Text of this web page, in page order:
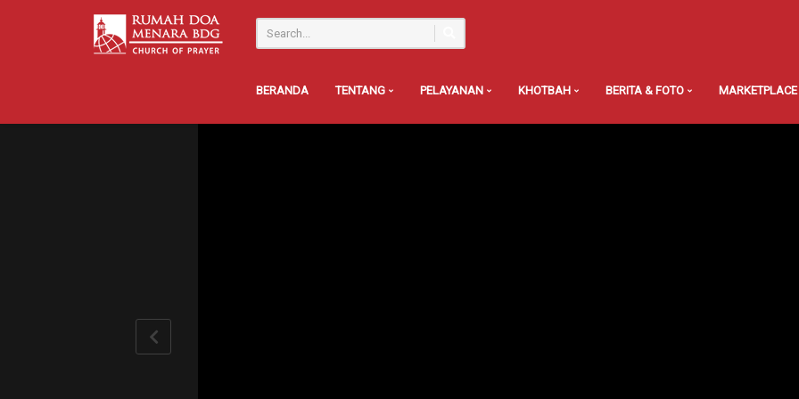
BERANDA TENTANG PELAYANAN KHOTBAH BERITA & FOTO MARKETPLACE